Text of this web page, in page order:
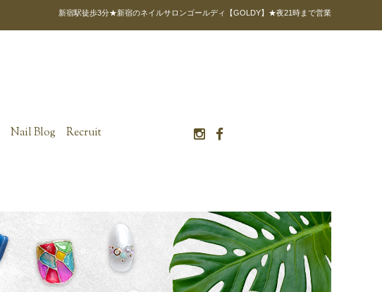
新宿駅徒歩3分★新宿のネイルサロンゴールディ【GOLDY】★夜21時まで営業
Nail Blog Recruit